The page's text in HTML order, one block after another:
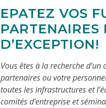
EPATEZ VOS
D’EXCEPTION!
Vous êtes à la recherche
partenaires ou votre
toutes les infrastructures et
comités d’entreprise et